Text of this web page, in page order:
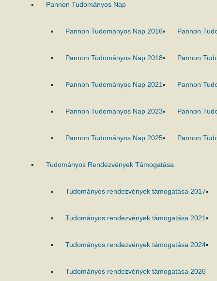
Pannon Tudományos Nap
Pannon Tudományos Nap 2016 Pannon
Pannon Tudományos Nap 2018 Pannon
Pannon Tudományos Nap 2021 Pannon
Pannon Tudományos Nap 2023 Pannon
Pannon Tudományos Nap 2025 Pannon
Tudományos Rendezvények Támogatása
Tudományos rendezvények támogatása 2017
Tudományos rendezvények támogatása 2021
Tudományos rendezvények támogatása 2024
Tudományos rendezvények támogatása 2026